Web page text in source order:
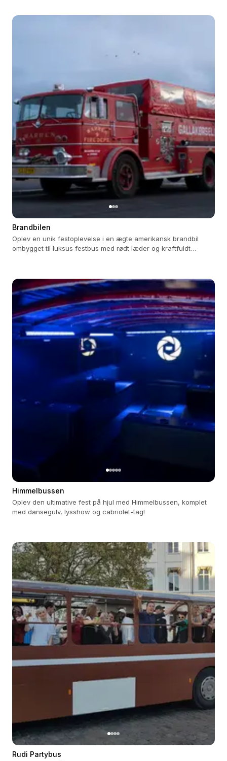
Brandbilen
Oplev en unik festoplevelse i en ægte amerikansk brandbil
ombygget til luksus festbus med rødt læder og kraftfuldt
Himmelbussen
Oplev den ultimative fest på hjul med Himmelbussen, komplet
med dansegulv, lysshow og cabriolet-tag!
Rudi Partybus